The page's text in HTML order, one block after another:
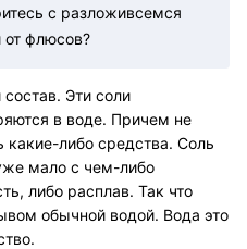
с разложивсемся
от флюсов?
Эти соли
в воде. Причем не
какие-либо средства. Соль
мало с чем-либо
либо расплав. Так что
обычной водой. Вода это